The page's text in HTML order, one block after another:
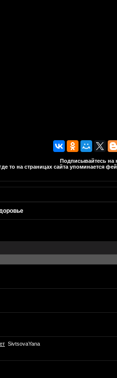
Подписывайтесь на
то на страницах сайта упоминается
SivtsovaYana